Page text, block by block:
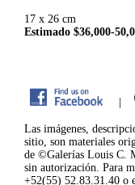
17 x 26 cm
Estimado $36,000-
|
Las imágenes,
sitio, son materiales
de ©Galerías Louis C.
sin autorización. Para
+52(55) 52.83.31.40 o